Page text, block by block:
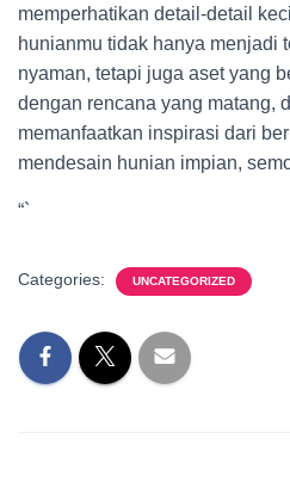
memperhatikan detail-detail
hunianmu tidak hanya menjadi
nyaman, tetapi juga aset yang
dengan rencana yang matang,
memanfaatkan inspirasi dari
mendesain hunian impian,
“`
Categories: UNCATEGORIZED